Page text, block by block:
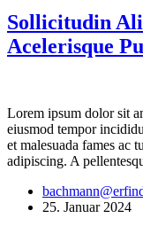
Sollicitudin
Acelerisque
Lorem ipsum dolor sit
eiusmod tempor
et malesuada fames ac
adipiscing. A
25. Januar 2024